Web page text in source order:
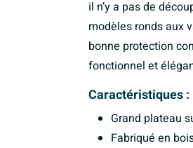
il n’y a pas de
modèles ronds aux
bonne protection
fonctionnel et
Caractéristiques :
Grand plateau
Fabriqué en